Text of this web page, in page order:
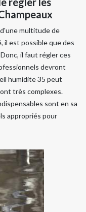
multitude de
il est possible que des
il faut régler ces
devront
humidite 35 peut
très complexes.
sont en sa
appropriés pour